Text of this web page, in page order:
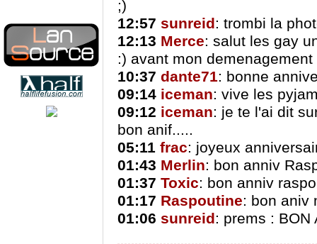
;)
12:57 sunreid: trombi la
12:13 Merce: salut les gay
:) avant mon
10:37 dante71: bonne
09:14 iceman: vive les
09:12 iceman: je te l'ai dit
bon anif.....
05:11 frac: joyeux
01:43 Merlin: bon anniv
01:37 Toxic: bon anniv
01:17 Raspoutine: bon aniv
01:06 sunreid: prems : BON